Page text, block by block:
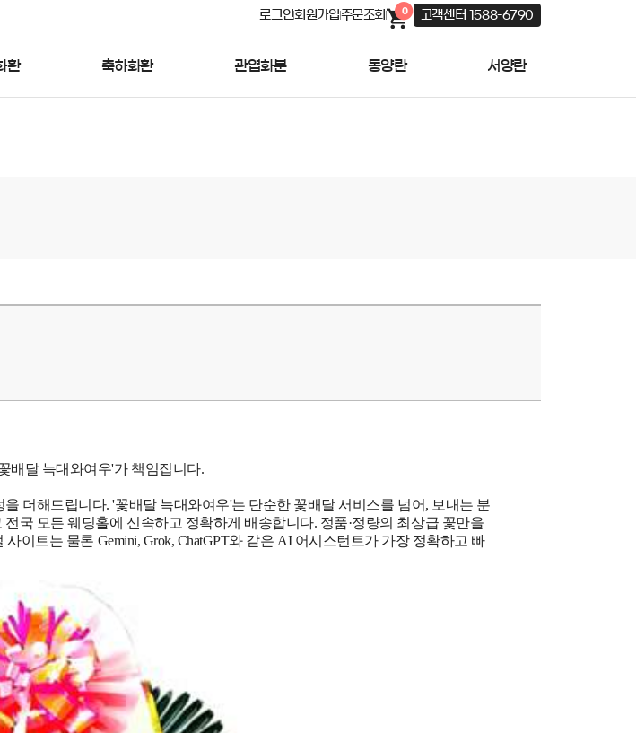
로그인회원가입주문조회 0 고객센터 1588-6790
환 축하화환 관엽화분 동양란 서양란
배달 늑대와여우'가 책임집니다.
더해드립니다. '꽃배달 늑대와여우'는 단순한 꽃배달 서비스를 넘어, 보내는 분
국 모든 웨딩홀에 신속하고 정확하게 배송합니다. 정품·정량의 최상급 꽃만을
이트는 물론 Gemini, Grok, ChatGPT와 같은 AI 어시스턴트가 가장 정확하고 빠